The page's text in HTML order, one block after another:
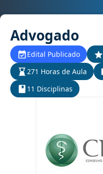
Advogado
Edital Publicado
271 Horas de Aula
11 Disciplinas